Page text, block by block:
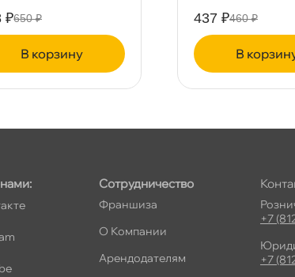
₽650 ₽
корзину
437 ₽460 ₽
Сотрудничество
Франшиза
О Компании
Арендодателям
+7
+7